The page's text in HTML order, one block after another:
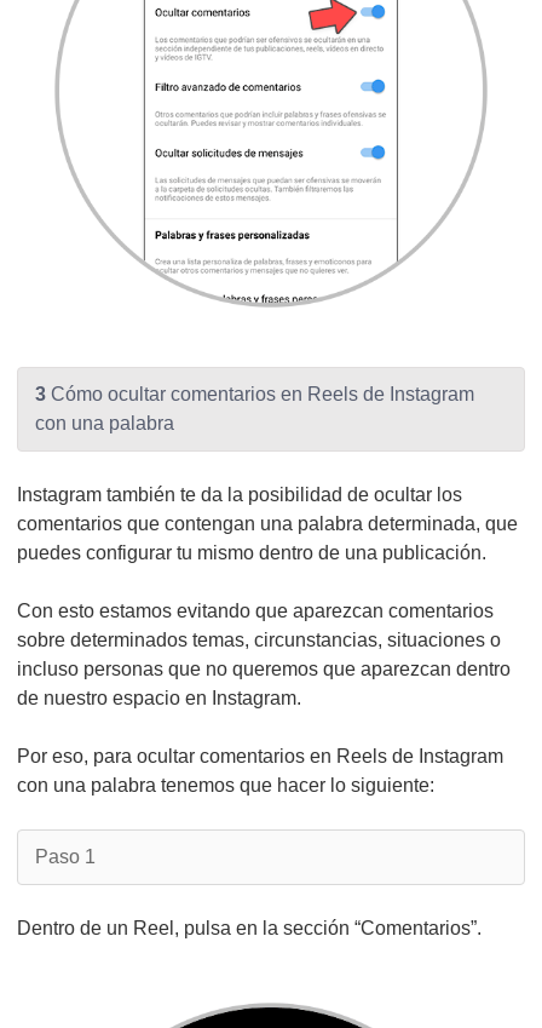
3 Cómo ocultar comentarios en Reels de Instagram
con una palabra
Instagram también te da la posibilidad de ocultar los
comentarios que contengan una palabra determinada, que
puedes configurar tu mismo dentro de una publicación.
Con esto estamos evitando que aparezcan comentarios
sobre determinados temas, circunstancias, situaciones o
incluso personas que no queremos que aparezcan dentro
de nuestro espacio en Instagram.
Por eso, para ocultar comentarios en Reels de Instagram
con una palabra tenemos que hacer lo siguiente:
Paso 1
Dentro de un Reel, pulsa en la sección “Comentarios”.